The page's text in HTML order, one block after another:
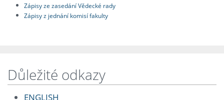
Zápisy ze zasedání Vědecké rady
Zápisy z jednání komisí fakulty
Důležité odkazy
ENGLISH